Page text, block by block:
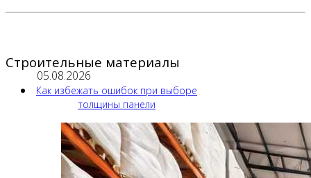
Строительные материалы
05.08.2026
Как избежать ошибок при выборе
толщины панели